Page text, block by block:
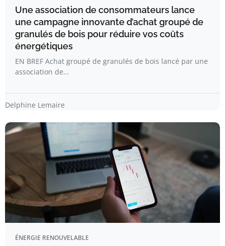
Une association de consommateurs lance
une campagne innovante d’achat groupé de
granulés de bois pour réduire vos coûts
énergétiques
EN BREF Achat groupé de granulés de bois lancé par une
association de…
Delphine Lemaire
ÉNERGIE RENOUVELABLE